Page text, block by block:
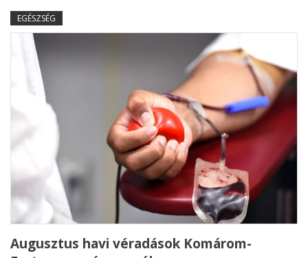
EGÉSZSÉG
Augusztus havi véradások Komárom-